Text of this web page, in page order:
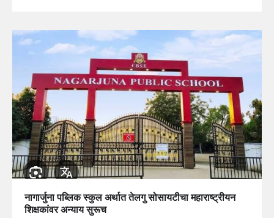
नागार्जुना पब्लिक स्कुल अर्थात तेलगु सोसायटीचा महाराष्ट्रीयन
शिक्षकांवर अन्याय सुरूच